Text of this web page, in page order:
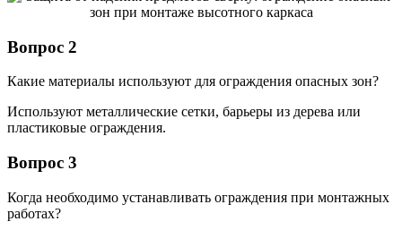
Вопрос 2
Какие материалы используют для ограждения опасных зон?
Используют металлические сетки, барьеры из дерева или
пластиковые ограждения.
Вопрос 3
Когда необходимо устанавливать ограждения при монтажных
работах?